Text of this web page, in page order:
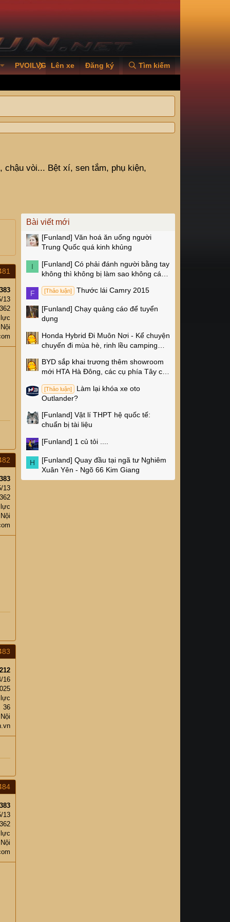
PVOILVGC2026
Lên xe Đăng ký Tìm kiếm
vòi... Bệt xí, sen tắm, phụ kiện,
13
13
16
36
13
Bài viết mới
[Funland] Văn hoá ăn uống người
Trung Quốc quá kinh khủng
I [Funland] Có phải đánh người bằng tay
không thì không bị làm sao không các
F
[Thảo luận] Thước lái Camry 2015
[Funland] Chạy quảng cáo để tuyển
dụng
Honda Hybrid Đi Muôn Nơi - Kể chuyện
chuyến đi mùa hè, rinh lều camping
BYD sắp khai trương thêm showroom
mới HTA Hà Đông, các cụ phía Tây có
[Thảo luận]
Làm lại khóa xe oto
Outlander?
[Funland] Vật lí THPT hệ quốc tế:
chuẩn bị tài liệu
[Funland] 1 củ tỏi ....
H [Funland] Quay đầu tại ngã tư Nghiêm
Xuân Yên - Ngõ 66 Kim Giang